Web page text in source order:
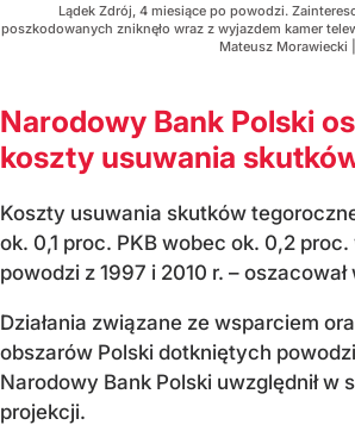
Lądek Zdrój, 4 miesiące po powodzi.
poszkodowanych zniknęło wraz z wyjazdem kamer
Mateusz Morawiecki
Narodowy Bank Polski
koszty usuwania
Koszty usuwania skutków
ok. 0,1 proc. PKB wobec ok. 0,2
powodzi z 1997 i 2010 r. –
Działania związane ze wsparciem
obszarów Polski dotkniętych
Narodowy Bank Polski uwzględnił w
projekcji.